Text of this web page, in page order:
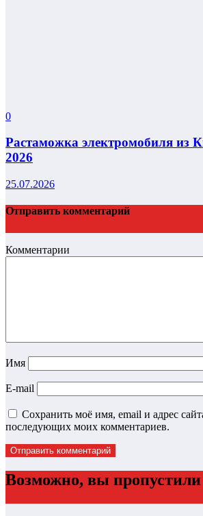
0
Растаможка электромобиля из
2026
25.07.2026
Отправить комментарий
Комментарии
Имя
E-mail
Сохранить моё имя, email и адрес
последующих моих комментариев.
Возможно, вы пропустили